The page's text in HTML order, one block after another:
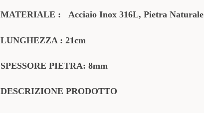
MATERIALE : Acciaio Inox 316L, Pietra Naturale
LUNGHEZZA : 21cm
SPESSORE PIETRA: 8mm
DESCRIZIONE PRODOTTO